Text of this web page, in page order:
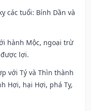
các tuổi: Bính Dần và
hành Mộc, ngoại trừ
lợi.
với Tý và Thìn thành
Hợi, hại Hợi, phá Tỵ,